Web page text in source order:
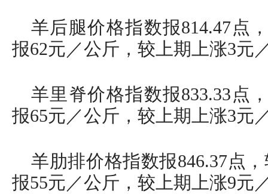
羊后腿价格指数报814.47点
报62元／公斤，较上期上涨3元
羊里脊价格指数报833.33点
报65元／公斤，较上期上涨3元
羊肋排价格指数报846.37点
报55元／公斤，较上期上涨9元